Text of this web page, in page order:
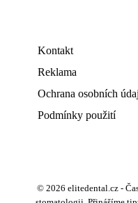
Kontakt
Reklama
Ochrana osobních
Podmínky použití
© 2026 elitedental.cz -